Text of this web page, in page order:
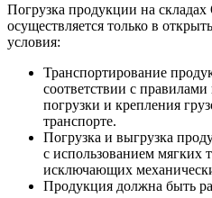
Погрузка продукции на
осуществляется только в
условия:
Транспортирование
соответствии с
погрузки и крепления
транспорте.
Погрузка и выгрузка
с использованием мягких
исключающих
Продукция должна быть